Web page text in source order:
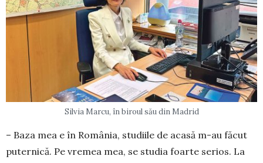
Silvia Marcu, în biroul său din Madrid
– Baza mea e în România, studiile de acasă m-au făcut
puternică. Pe vremea mea, se studia foarte serios. La